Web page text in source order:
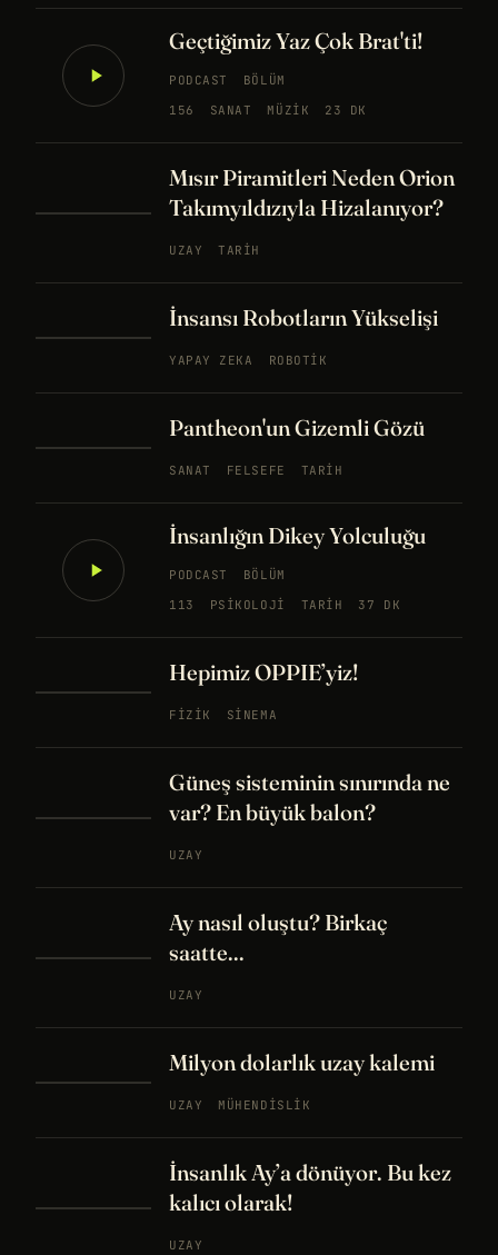
Geçtiğimiz Yaz Çok Brat'ti!
PODCAST
BÖLÜM
156
SANAT MÜZIK 23 DK
Mısır Piramitleri Neden Orion
Takımyıldızıyla Hizalanıyor?
UZAY TARIH
İnsansı Robotların Yükselişi
YAPAY ZEKA ROBOTIK
Pantheon'un Gizemli Gözü
SANAT FELSEFE TARIH
İnsanlığın Dikey Yolculuğu
PODCAST
BÖLÜM
113
PSIKOLOJI TARIH 37 DK
Hepimiz OPPIE’yiz!
FIZIK SINEMA
Güneş sisteminin sınırında ne
var? En büyük balon?
UZAY
Ay nasıl oluştu? Birkaç
saatte...
UZAY
Milyon dolarlık uzay kalemi
UZAY MÜHENDISLIK
İnsanlık Ay’a dönüyor. Bu kez
kalıcı olarak!
UZAY